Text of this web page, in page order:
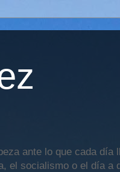
ante lo que cada día
el socialismo o el día a